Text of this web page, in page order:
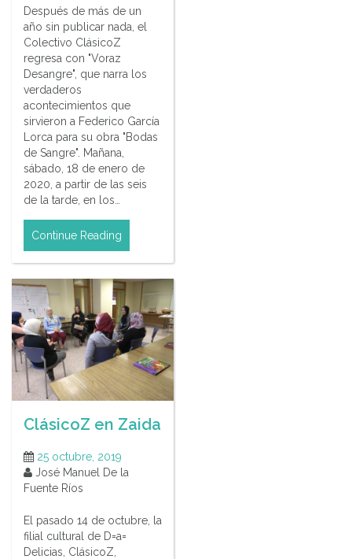
Después de más de un
año sin publicar nada, el
Colectivo ClásicoZ
regresa con "Voraz
Desangre", que narra los
verdaderos
acontecimientos que
sirvieron a Federico García
Lorca para su obra "Bodas
de Sangre". Mañana,
sábado, 18 de enero de
2020, a partir de las seis
de la tarde, en los…
Continue Reading
ClásicoZ en Zaida
25 octubre, 2019
José Manuel De la
Fuente Ríos
El pasado 14 de octubre, la
filial cultural de D=a=
Delicias, ClásicoZ,